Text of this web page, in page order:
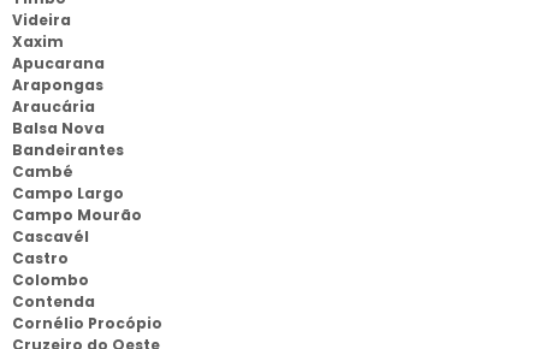
Videira
Xaxim
Apucarana
Arapongas
Araucária
Balsa Nova
Bandeirantes
Cambé
Campo Largo
Campo Mourão
Cascavél
Castro
Colombo
Contenda
Cornélio Procópio
Cruzeiro do Oeste